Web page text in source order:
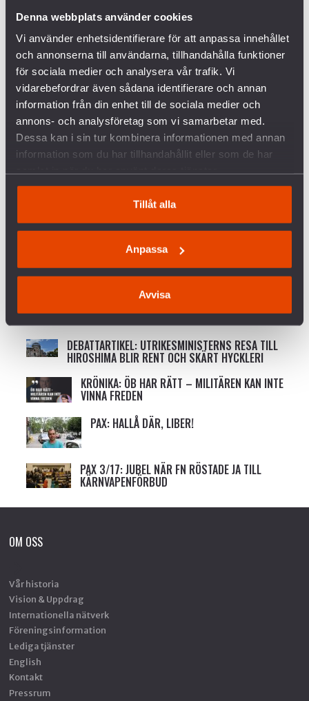
Denna webbplats använder cookies
Vi använder enhetsidentifierare för att anpassa innehållet
och annonserna till användarna, tillhandahålla funktioner
för sociala medier och analysera vår trafik. Vi
vidarebefordrar även sådana identifierare och annan
information från din enhet till de sociala medier och
annons- och analysföretag som vi samarbetar med.
Dessa kan i sin tur kombinera informationen med annan
information som du har tillhandahållit eller som de har
Tillåt alla
Anpassa
Avvisa
FÖRETAGEN INOM VAPENINDUSTRIN
VANLIGA FRÅGOR OCH SVAR OM KRIGET I
UKRAINA
SVERIGES VAPENHANDEL MED ISRAEL
KRÖNIKA: ÖB HAR RÄTT – MILITÄREN KAN INTE
VINNA FREDEN
RELATERADE ARTIKLAR
ÖPPNAR SVERIGE UPP FÖR ATT ANVÄNDA KÄRNVAPEN
DEBATTARTIKEL: UTRIKESMINISTERNS RESA TILL
HIROSHIMA BLIR RENT OCH SKÄRT HYCKLERI
KRÖNIKA: ÖB HAR RÄTT – MILITÄREN KAN INTE
VINNA FREDEN
PAX: HALLÅ DÄR, LIBER!
PAX 3/17: JUBEL NÄR FN RÖSTADE JA TILL
KÄRNVAPENFÖRBUD
OM OSS
Vår historia
Vision & Uppdrag
Internationella nätverk
Föreningsinformation
Lediga tjänster
English
Kontakt
Pressrum